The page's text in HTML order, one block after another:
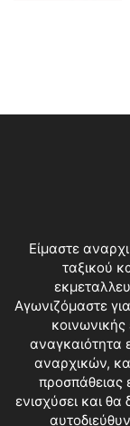
Είμαστε
ταξικού
Αγωνιζόμαστε
αναγκαιότητα
αναρχικών,
προσπάθειας
ενισχύσει και